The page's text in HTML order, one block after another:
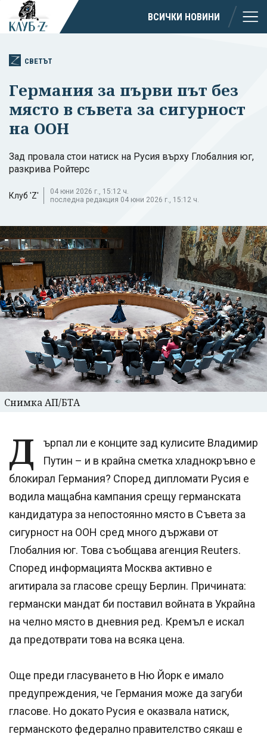
ВСИЧКИ НОВИНИ
СВЕТЪТ
Германия за първи път без
място в съвета за сигурност
на ООН
Зад провала стои натиск на Русия върху Глобалния юг,
разкрива Ройтерс
Клуб 'Z'
04 юни 2026 г., 15:12 ч.
последна редакция 04 юни 2026 г., 15:12 ч.
Снимка АП/БТА
Д
ърпал ли е конците зад кулисите Владимир
Путин – и в крайна сметка хладнокръвно е
блокирал Германия? Според дипломати Русия е
водила мащабна кампания срещу германската
кандидатура за непостоянно място в Съвета за
сигурност на ООН сред много държави от
Глобалния юг. Това съобщава агенция Reuters.
Според информацията Москва активно е
агитирала за гласове срещу Берлин. Причината:
германски мандат би поставил войната в Украйна
на челно място в дневния ред. Кремъл е искал
да предотврати това на всяка цена.
Още преди гласуването в Ню Йорк е имало
предупреждения, че Германия може да загуби
гласове. Но докато Русия е оказвала натиск,
германското федерално правителство сякаш е